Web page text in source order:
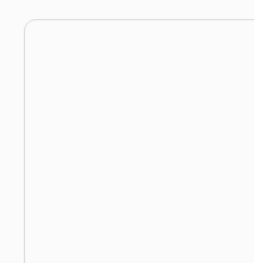
Comentário